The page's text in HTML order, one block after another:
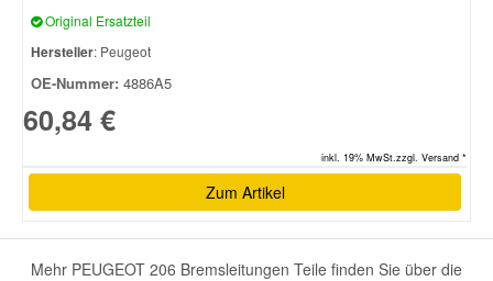
Original Ersatzteil
Hersteller: Peugeot
OE-Nummer: 4886A5
60,84 €
inkl. 19% MwSt.zzgl. Versand *
Zum Artikel
Mehr PEUGEOT 206 Bremsleitungen Teile finden Sie über die